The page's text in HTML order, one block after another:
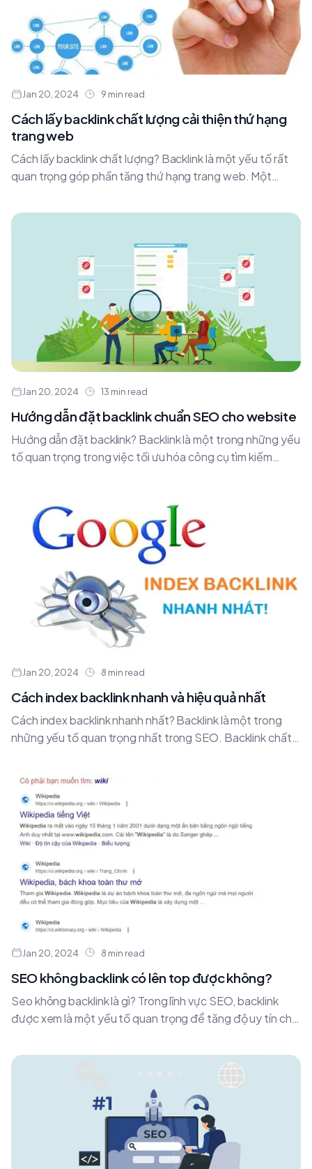
Jan 20, 2024 9 min read
Cách lấy backlink chất lượng cải thiện thứ hạng
trang web
Cách lấy backlink chất lượng? Backlink là một yếu tố rất
quan trọng góp phần tăng thứ hạng trang web. Một
Jan 20, 2024 13 min read
Hướng dẫn đặt backlink chuẩn SEO cho website
Hướng dẫn đặt backlink? Backlink là một trong những yếu
tố quan trọng trong việc tối ưu hóa công cụ tìm kiếm
Jan 20, 2024 8 min read
Cách index backlink nhanh và hiệu quả nhất
Cách index backlink nhanh nhất? Backlink là một trong
những yếu tố quan trọng nhất trong SEO. Backlink chất
Jan 20, 2024 8 min read
SEO không backlink có lên top được không?
Seo không backlink là gì? Trong lĩnh vực SEO, backlink
được xem là một yếu tố quan trọng để tăng độ uy tín cho